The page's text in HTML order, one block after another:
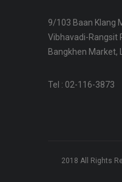
9/103 Baan Klang
Vibhavadi-Rangsit
Bangkhen Market,
Tel : 02-116-3873
2018 All Rights